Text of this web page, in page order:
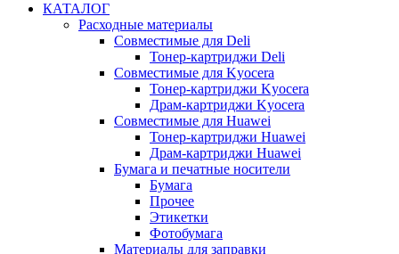
КАТАЛОГ
Расходные материалы
Совместимые для Deli
Тонер-картриджи Deli
Совместимые для Kyocera
Тонер-картриджи Kyocera
Драм-картриджи Kyocera
Совместимые для Huawei
Тонер-картриджи Huawei
Драм-картриджи Huawei
Бумага и печатные носители
Бумага
Прочее
Этикетки
Фотобумага
Материалы для заправки